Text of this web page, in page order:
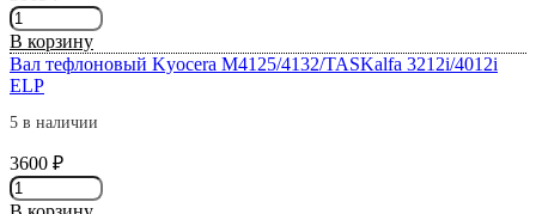
Line
Количество
товара
Вал
тефлоновый
Kyocera
M4125/4132/TASKalfa
CET
В корзину
Вал тефлоновый Kyocera M4125/4132/TASKalfa 3212i/4012i
ELP
5 в наличии
3600 ₽
Количество
товара